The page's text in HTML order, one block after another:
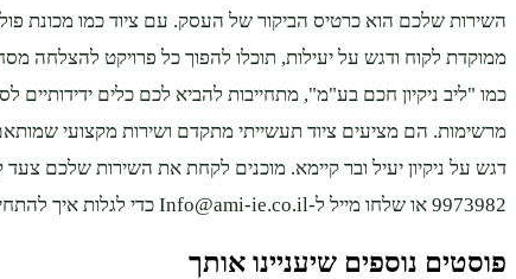
השירות שלכם הוא כרטיס הביקור של העסק. עם ציוד כמו מכונת
ממוקדת לקוח ודגש על יעילות, תוכלו להפוך כל פרויקט להצלחה
כמו "ליב ניקיון חכם בע"מ", מתחייבות להביא לכם כלים ידידותיים
מרשימות. הם מציעים ציוד תעשייתי מתקדם ושירות מקצועי
9973982 או שלחו מייל ל-Info@ami-ie.co.il כדי לגלות איך להתחיל.
פוסטים נוספים שיעניינו אותך